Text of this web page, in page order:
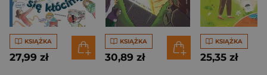
KSIĄŻKA
27,99 zł
KSIĄŻKA
30,89 zł
KSIĄŻKA
25,35 zł